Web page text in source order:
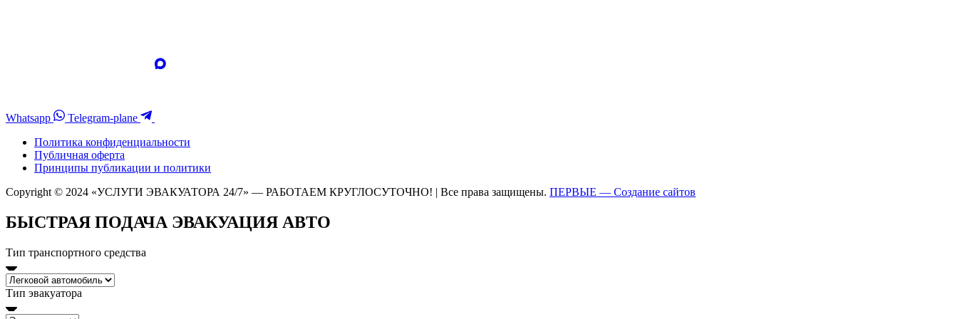
Whatsapp
Telegram-plane
Политика конфиденциальности
Публичная оферта
Принципы публикации и политики
Copyright © 2024 «УСЛУГИ ЭВАКУАТОРА 24/7» — РАБОТАЕМ КРУГЛОСУТОЧНО! | Все права защищены. ПЕРВЫЕ — Создание сайтов
БЫСТРАЯ ПОДАЧА ЭВАКУАЦИЯ АВТО
Тип транспортного средства
Тип эвакуатора